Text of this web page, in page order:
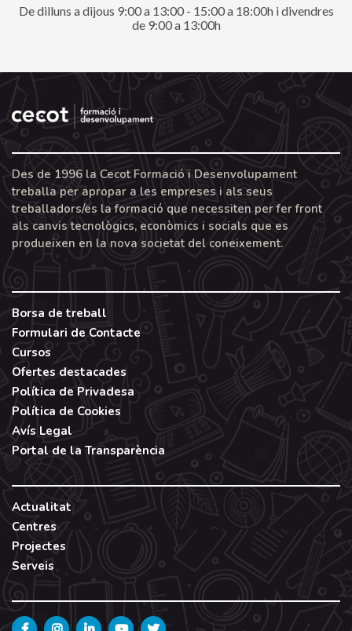
De dilluns a dijous 9:00 a 13:00 - 15:00 a 18:00h i divendres
de 9:00 a 13:00h
Des de 1996 la Cecot Formació i Desenvolupament
treballa per apropar a les empreses i als seus
treballadors/es la formació que necessiten per fer front
als canvis tecnològics, econòmics i socials que es
produeixen en la nova societat del coneixement.
Borsa de treball
Formulari de Contacte
Cursos
Ofertes destacades
Política de Privadesa
Política de Cookies
Avís Legal
Portal de la Transparència
Actualitat
Centres
Projectes
Serveis